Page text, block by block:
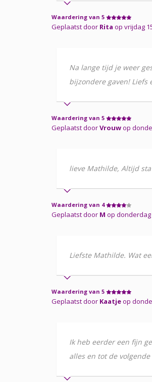
Waardering van 5
Geplaatst door Rita op vrijdag
Na lange tijd je weer
bijzondere gaven! Liefs
Waardering van 5
Geplaatst doorVrouwop
lieve Mathilde, Altijd
Waardering van 4
Geplaatst door M op donderdag
Liefste Mathilde. Wat
Waardering van 5
Geplaatst door Kaatjeop
Ik heb eerder een fijn
alles en tot de